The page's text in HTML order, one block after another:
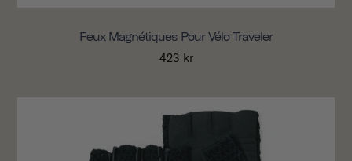
Feux Magnétiques Pour Vélo Traveler
423 kr